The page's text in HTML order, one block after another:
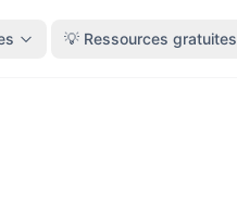
💡 Ressources gratuites